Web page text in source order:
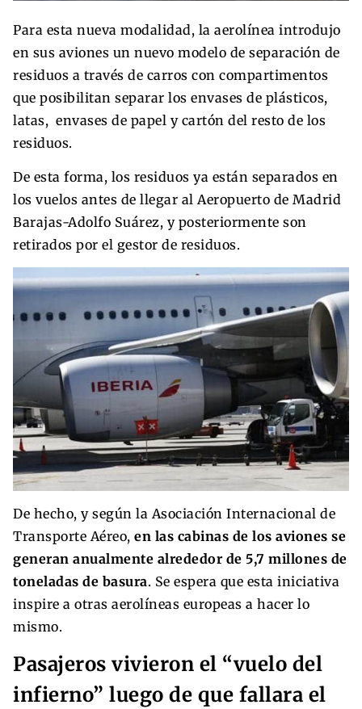
Para esta nueva modalidad, la aerolínea introdujo
en sus aviones un nuevo modelo de separación de
residuos a través de carros con compartimentos
que posibilitan separar los envases de plásticos,
latas, envases de papel y cartón del resto de los
residuos.
De esta forma, los residuos ya están separados en
los vuelos antes de llegar al Aeropuerto de Madrid
Barajas-Adolfo Suárez, y posteriormente son
retirados por el gestor de residuos.
De hecho, y según la Asociación Internacional de
Transporte Aéreo, en las cabinas de los aviones se
generan anualmente alrededor de 5,7 millones de
toneladas de basura. Se espera que esta iniciativa
inspire a otras aerolíneas europeas a hacer lo
mismo.
Pasajeros vivieron el “vuelo del
infierno” luego de que fallara el